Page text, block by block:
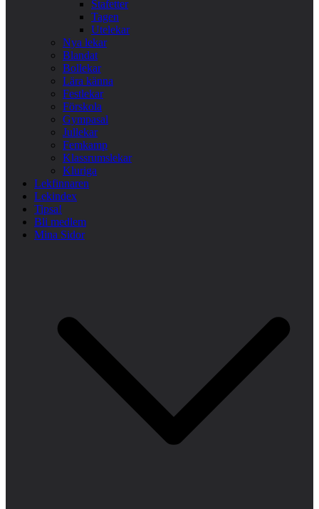
Stafetter
Tagen
Utelekar
Nya lekar
Blandat
Bollekar
Lära känna
Festlekar
Förskola
Gympasal
Jullekar
Femkamp
Klassrumslekar
Kluriga
Lekfinnaren
Lekindex
Tipsa!
Bli medlem
Mina Sidor